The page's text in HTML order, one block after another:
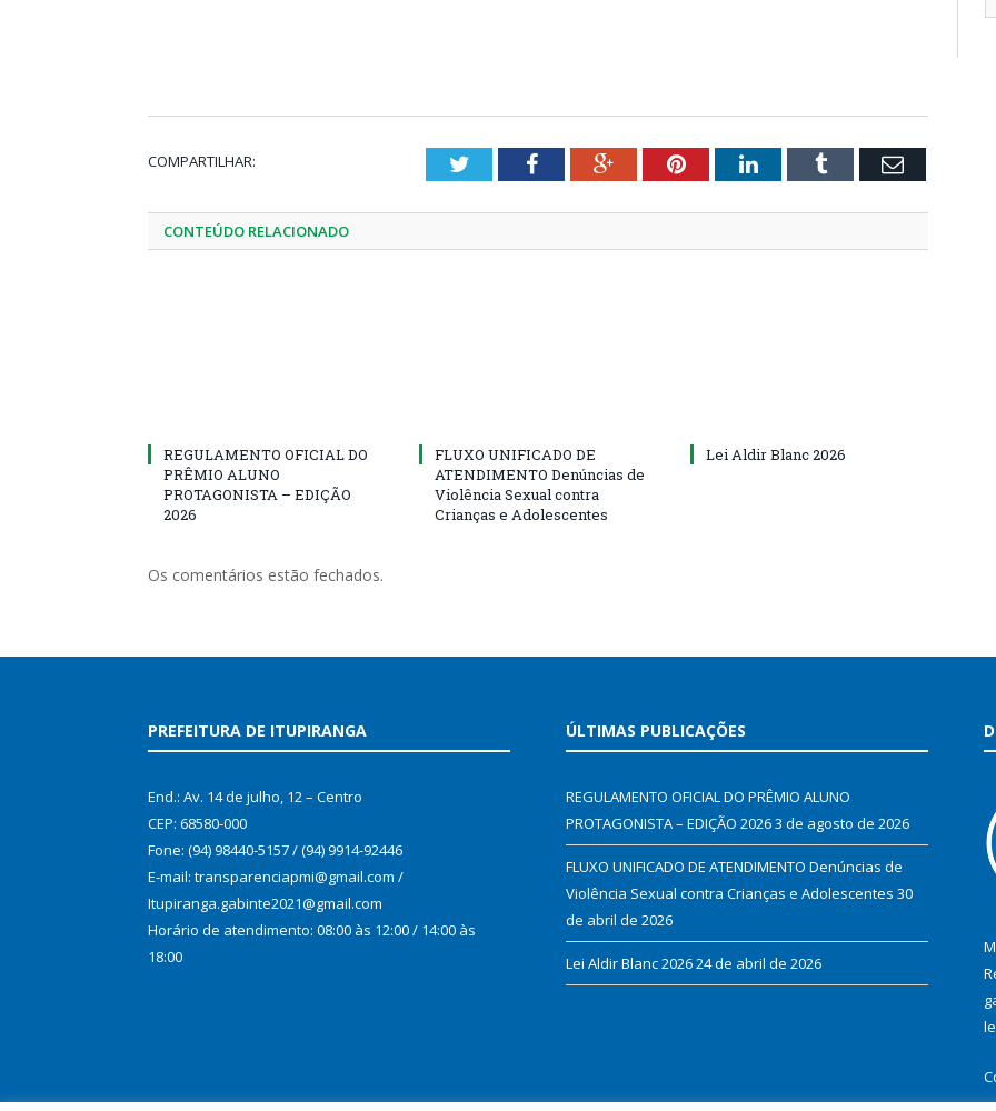
COMPARTILHAR: TwitterFacebookGoogle+PinterestLinkedInTumblr Email
CONTEÚDO RELACIONADO
REGULAMENTO OFICIAL DO
PRÊMIO ALUNO
PROTAGONISTA – EDIÇÃO
2026
FLUXO UNIFICADO DE
ATENDIMENTO Denúncias de
Violência Sexual contra
Crianças e Adolescentes
Lei Aldir Blanc 2026
Os comentários estão fechados.
PREFEITURA DE ITUPIRANGA
End.: Av. 14 de julho, 12 – Centro
CEP: 68580-000
Fone: (94) 98440-5157 / (94) 9914-92446
E-mail: transparenciapmi@gmail.com /
Itupiranga.gabinte2021@gmail.com
Horário de atendimento: 08:00 às 12:00 / 14:00 às
18:00
ÚLTIMAS PUBLICAÇÕES
REGULAMENTO OFICIAL DO PRÊMIO ALUNO
PROTAGONISTA – EDIÇÃO 20263 de agosto de 2026
FLUXO UNIFICADO DE ATENDIMENTO Denúncias de
Violência Sexual contra Crianças e Adolescentes 30
de abril de 2026
Lei Aldir Blanc 202624 de abril de 2026